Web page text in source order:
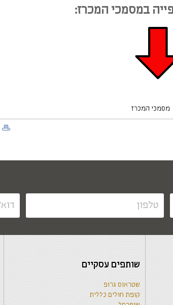
במסמכי המכרז:
מסמכי המכרז
שותפים עסקיים
שטראוס גרופ
קופת חולים כללית